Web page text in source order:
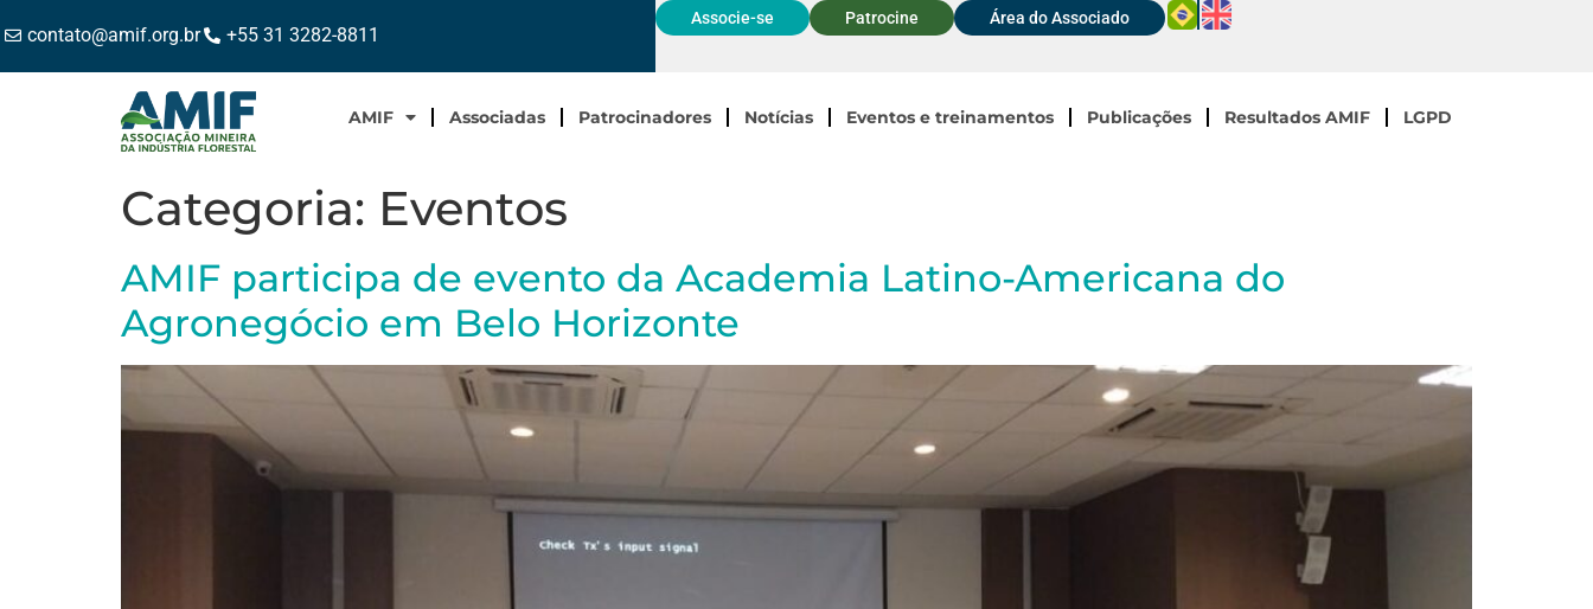
contato@amif.org.br +55 31 3282-8811
Associe-se Patrocine Área do Associado
AMIF Associadas Patrocinadores Notícias Eventos e treinamentos Publicações Resultados AMIF LGPD
Categoria: Eventos
AMIF participa de evento da Academia Latino-Americana do
Agronegócio em Belo Horizonte